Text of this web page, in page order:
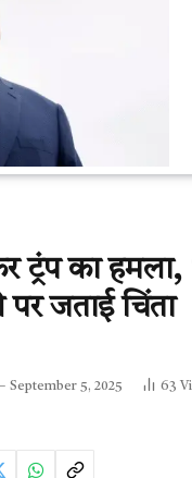
ट्रंप का
जताई चिंता
September 5, 2025 63